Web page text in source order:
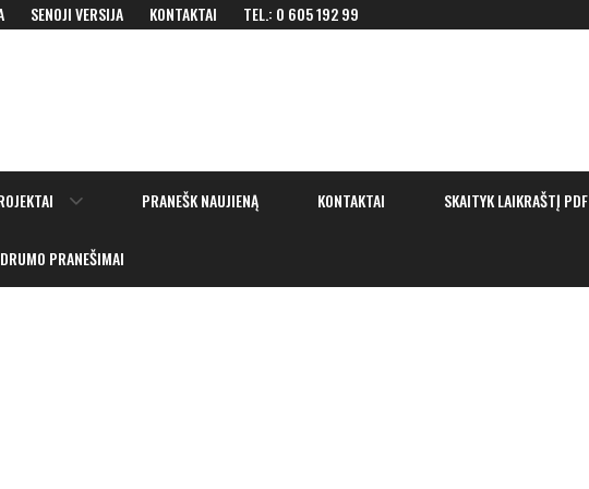
SENOJI VERSIJA KONTAKTAI TEL.: 0 605 192 99
Show
PRANEŠK NAUJIENĄ KONTAKTAI SKAITYK LAIKRAŠTĮ PDF
PRANEŠIMAI